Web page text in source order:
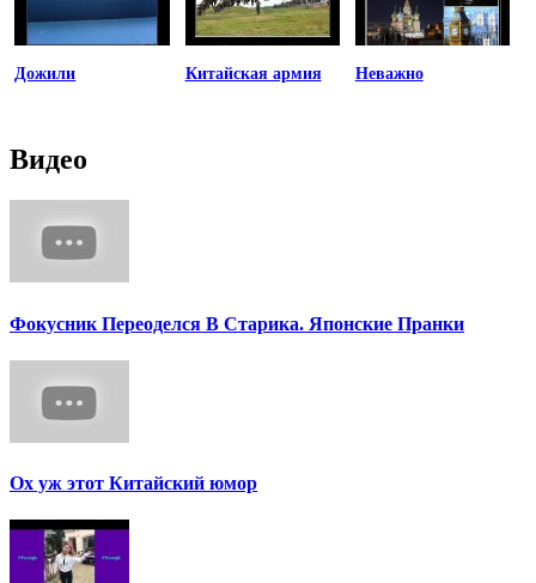
Дожили Китайская армия Неважно
Видео
Фокусник Переоделся В Старика. Японские Пранки
Ох уж этот Китайский юмор